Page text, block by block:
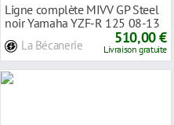
Ligne complète MIVV GP Steel
noir Yamaha YZF-R 125 08-13
La Bécanerie 510,00 €
Livraison gratuite